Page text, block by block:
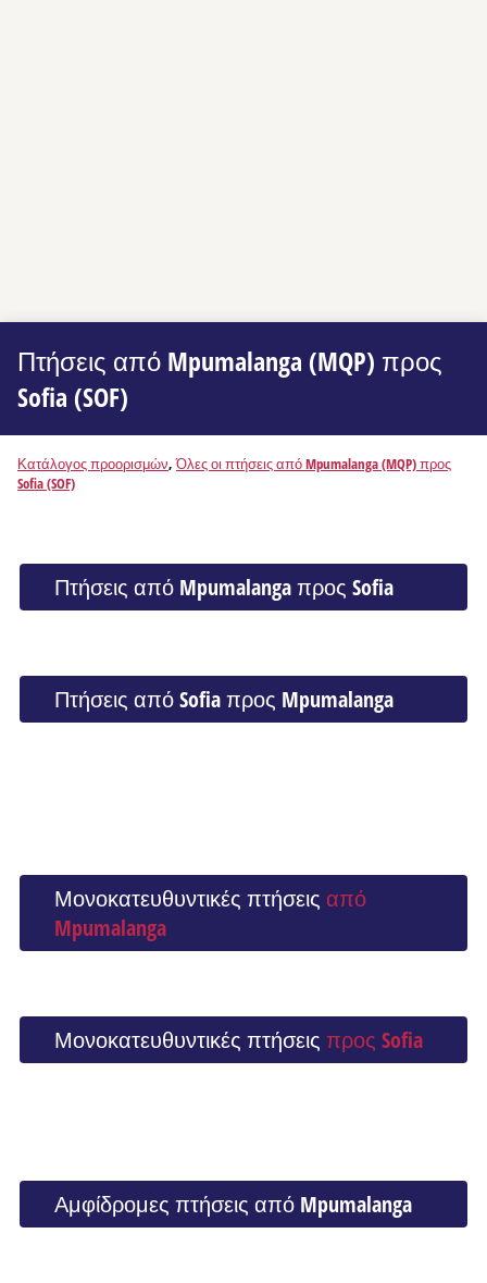
Πτήσεις από Mpumalanga (MQP) προς
Sofia (SOF)
Κατάλογος προορισμών,Όλες οι πτήσεις από Mpumalanga (MQP) προς
Sofia (SOF)
Πτήσεις από Mpumalanga προς Sofia
Πτήσεις από Sofia προς Mpumalanga
Μονοκατευθυντικές πτήσεις από
Mpumalanga
Μονοκατευθυντικές πτήσεις προς Sofia
Αμφίδρομες πτήσεις από Mpumalanga